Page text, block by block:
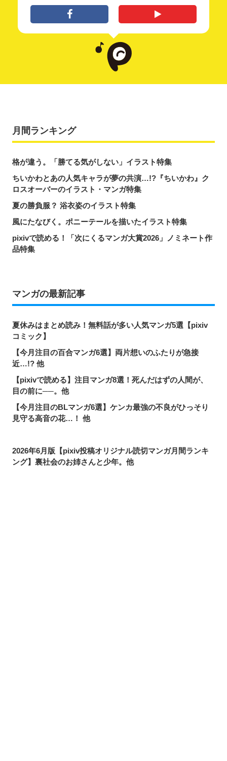
月間ランキング
格が違う。「勝てる気がしない」イラスト特集
ちいかわとあの人気キャラが夢の共演…!?『ちいかわ』ク
ロスオーバーのイラスト・マンガ特集
夏の勝負服？ 浴衣姿のイラスト特集
風にたなびく。ポニーテールを描いたイラスト特集
pixivで読める！「次にくるマンガ大賞2026」ノミネート作
品特集
マンガの最新記事
夏休みはまとめ読み！無料話が多い人気マンガ5選【pixiv
コミック】
【今月注目の百合マンガ6選】両片想いのふたりが急接
近…!? 他
【pixivで読める】注目マンガ8選！死んだはずの人間が、
目の前に──。他
【今月注目のBLマンガ6選】ケンカ最強の不良がひっそり
見守る高音の花…！ 他
2026年6月版【pixiv投稿オリジナル読切マンガ月間ランキ
ング】裏社会のお姉さんと少年。他